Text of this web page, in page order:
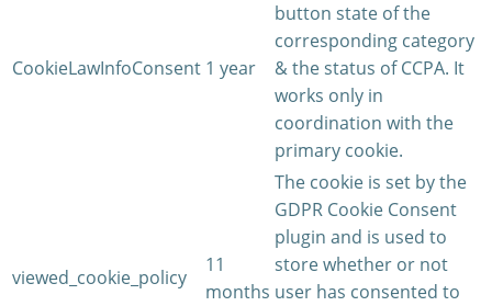
CookieLawInfoConsent 1 year
button state of the
corresponding category
& the status of CCPA. It
works only in
coordination with the
primary cookie.
viewed_cookie_policy
11
months
The cookie is set by the
GDPR Cookie Consent
plugin and is used to
store whether or not
user has consented to